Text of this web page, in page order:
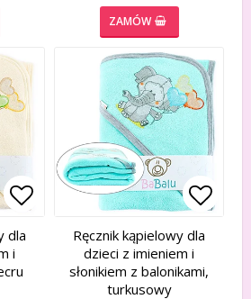
ZAMÓW
Add to list of favorites
Add to list of favorites
dla
i
Add
Add
Ręcznik kąpielowy dla
dzieci z imieniem i
słonikiem z balonikami,
turkusowy